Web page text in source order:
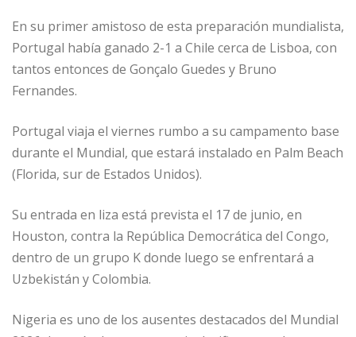
En su primer amistoso de esta preparación mundialista,
Portugal había ganado 2-1 a Chile cerca de Lisboa, con
tantos entonces de Gonçalo Guedes y Bruno
Fernandes.
Portugal viaja el viernes rumbo a su campamento base
durante el Mundial, que estará instalado en Palm Beach
(Florida, sur de Estados Unidos).
Su entrada en liza está prevista el 17 de junio, en
Houston, contra la República Democrática del Congo,
dentro de un grupo K donde luego se enfrentará a
Uzbekistán y Colombia.
Nigeria es uno de los ausentes destacados del Mundial